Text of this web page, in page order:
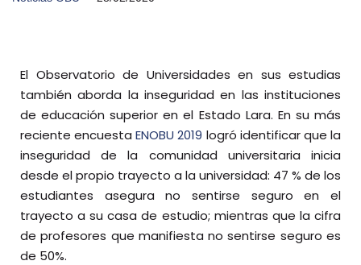
El Observatorio de Universidades en sus estudias
también aborda la inseguridad en las instituciones
de educación superior en el Estado Lara. En su más
reciente encuestaENOBU 2019 logró identificar que la
inseguridad de la comunidad universitaria inicia
desde el propio trayecto a la universidad: 47 % de los
estudiantes asegura no sentirse seguro en el
trayecto a su casa de estudio; mientras que la cifra
de profesores que manifiesta no sentirse seguro es
de 50%.